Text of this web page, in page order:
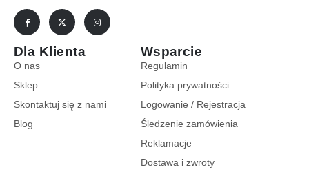
Dla Klienta
O nas
Sklep
Skontaktuj się z nami
Blog
Wsparcie
Regulamin
Polityka prywatności
Logowanie / Rejestracja
Śledzenie zamówienia
Reklamacje
Dostawa i zwroty